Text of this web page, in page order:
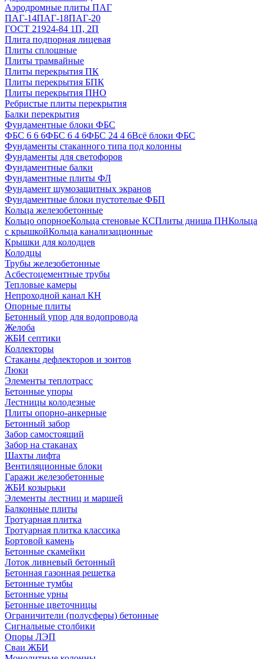
Аэродромные плиты ПАГ
ПАГ-14ПАГ-18ПАГ-20
ГОСТ 21924-84 1П, 2П
Плита подпорная лицевая
Плиты сплошные
Плиты трамвайные
Плиты перекрытия ПК
Плиты перекрытия БПК
Плиты перекрытия ПНО
Ребристые плиты перекрытия
Балки перекрытия
Фундаментные блоки ФБС
ФБС 6 6 6ФБС 6 4 6ФБС 24 4 6Всё блоки ФБС
Фундаменты стаканного типа под колонны
Фундаменты для светофоров
Фундаментные балки
Фундаментные плиты ФЛ
Фундамент шумозащитных экранов
Фундаментные блоки пустотелые ФБП
Кольца железобетонные
Кольцо опорноеКольца стеновые КСПлиты днища ПНКольца
с крышкойКольца канализационные
Крышки для колодцев
Колодцы
Трубы железобетонные
Асбестоцементные трубы
Тепловые камеры
Непроходной канал КН
Опорные плиты
Бетонный упор для водопровода
Желоба
ЖБИ септики
Коллекторы
Стаканы дефлекторов и зонтов
Люки
Элементы теплотрасс
Бетонные упоры
Лестницы колодезные
Плиты опорно-анкерные
Бетонный забор
Забор самостоящий
Забор на стаканах
Шахты лифта
Вентиляционные блоки
Гаражи железобетонные
ЖБИ козырьки
Элементы лестниц и маршей
Балконные плиты
Тротуарная плитка
Тротуарная плитка классика
Бортовой камень
Бетонные скамейки
Лоток ливневый бетонный
Бетонная газонная решетка
Бетонные тумбы
Бетонные урны
Бетонные цветочницы
Ограничители (полусферы) бетонные
Сигнальные столбики
Опоры ЛЭП
Сваи ЖБИ